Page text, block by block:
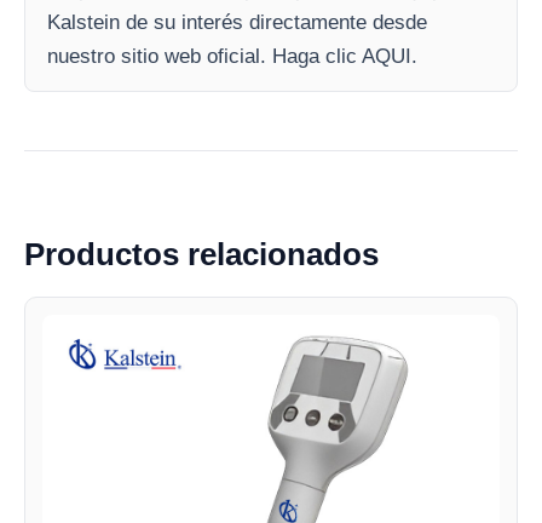
Kalstein de su interés directamente desde
nuestro sitio web oficial. Haga clic AQUI.
Productos relacionados